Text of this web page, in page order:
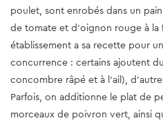
poulet, sont enrobés dans un
de tomate et d’oignon rouge à
établissement a sa recette pour
concurrence : certains ajoutent
concombre râpé et à l’ail),
Parfois, on additionne le plat de
morceaux de poivron vert, ainsi